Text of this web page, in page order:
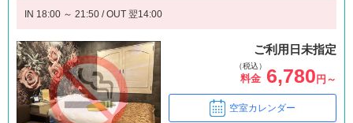
IN 18:00 ～ 21:50 / OUT 翌14:00
ご利用日未指定
（税込）
料金 6,780 円～
空室カレンダー